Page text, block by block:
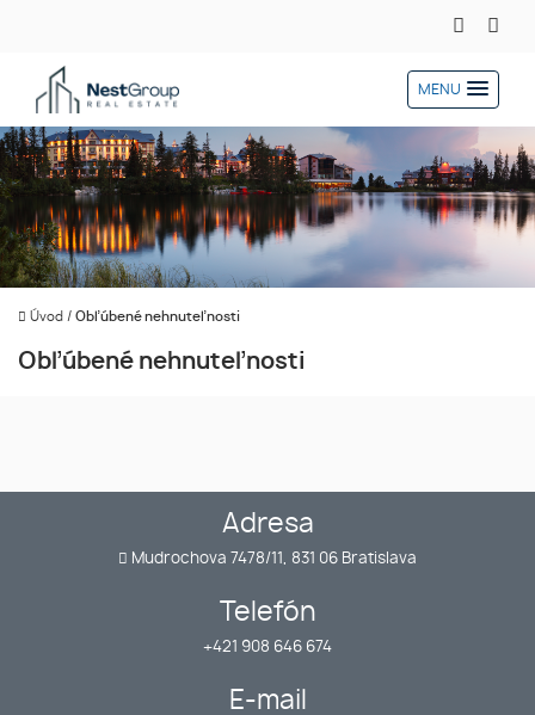
MENU
Úvod / Obľúbené nehnuteľnosti
Obľúbené nehnuteľnosti
Adresa
Mudrochova 7478/11, 831 06 Bratislava
Telefón
+421 908 646 674
E-mail